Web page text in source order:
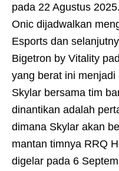
pada 22 Agustus
Onic dijadwalkan
Esports dan
Bigetron by Vitality
yang berat ini
Skylar bersama tim
dinantikan adalah
dimana Skylar akan
mantan timnya RRQ
digelar pada 6